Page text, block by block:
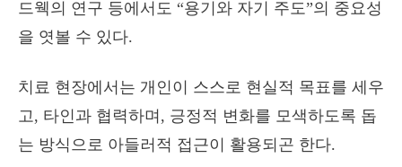
드웩의 연구 등에서도 “용기와 자기 주도”의 중요성
을 엿볼 수 있다.
치료 현장에서는 개인이 스스로 현실적 목표를 세우
고, 타인과 협력하며, 긍정적 변화를 모색하도록 돕
는 방식으로 아들러적 접근이 활용되곤 한다.